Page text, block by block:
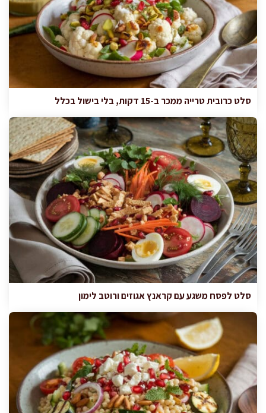
סלט כרובית טרייה ממכר ב-15 דקות, בלי בישול בכלל
סלט לפסח משגע עם קראנץ אגוזים ורוטב לימון